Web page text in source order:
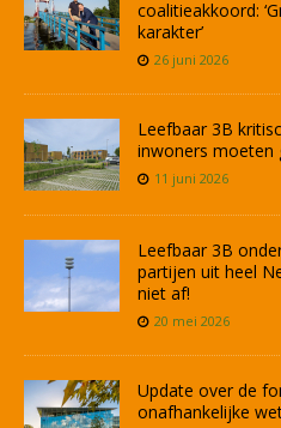
coalitieakkoord:
karakter’
26 juni 2026
Leefbaar 3B
inwoners moeten
11 juni 2026
Leefbaar 3B
partijen uit heel
niet af!
20 mei 2026
Update over de
onafhankelijke